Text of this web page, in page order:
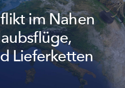
im Nahen
Lieferketten